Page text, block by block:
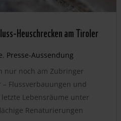
Heuschrecken am Tiroler
, Presse-Aussendung
nur noch am Zubringer
Flussverbauungen und
Lebensräume unter
Renaturierungen